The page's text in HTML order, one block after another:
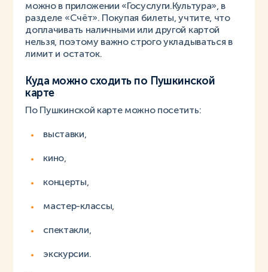
можно в приложении «Госуслуги.Культура», в
разделе «Счёт». Покупая билеты, учтите, что
доплачивать наличными или другой картой
нельзя, поэтому важно строго укладываться в
лимит и остаток.
Куда можно сходить по Пушкинской
карте
По Пушкинской карте можно посетить:
выставки,
кино,
концерты,
мастер-классы,
спектакли,
экскурсии.